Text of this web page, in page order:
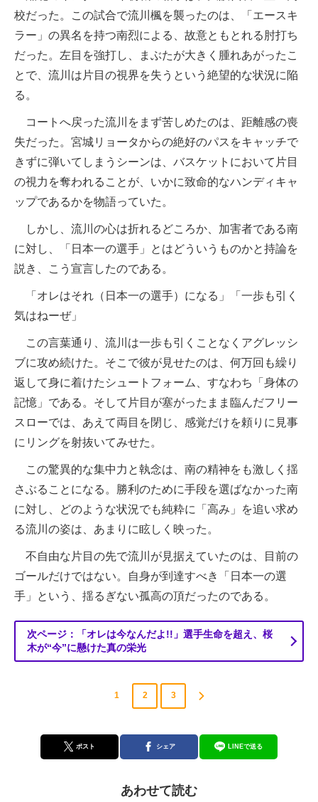
校だった。この試合で流川楓を襲ったのは、「エースキ
ラー」の異名を持つ南烈による、故意ともとれる肘打ち
だった。左目を強打し、まぶたが大きく腫れあがったこ
とで、流川は片目の視界を失うという絶望的な状況に陥
る。
コートへ戻った流川をまず苦しめたのは、距離感の喪
失だった。宮城リョータからの絶好のパスをキャッチで
きずに弾いてしまうシーンは、バスケットにおいて片目
の視力を奪われることが、いかに致命的なハンディキャ
ップであるかを物語っていた。
しかし、流川の心は折れるどころか、加害者である南
に対し、「日本一の選手」とはどういうものかと持論を
説き、こう宣言したのである。
「オレはそれ（日本一の選手）になる」「一歩も引く
気はねーぜ」
この言葉通り、流川は一歩も引くことなくアグレッシ
ブに攻め続けた。そこで彼が見せたのは、何万回も繰り
返して身に着けたシュートフォーム、すなわち「身体の
記憶」である。そして片目が塞がったまま臨んだフリー
スローでは、あえて両目を閉じ、感覚だけを頼りに見事
にリングを射抜いてみせた。
この驚異的な集中力と執念は、南の精神をも激しく揺
さぶることになる。勝利のために手段を選ばなかった南
に対し、どのような状況でも純粋に「高み」を追い求め
る流川の姿は、あまりに眩しく映った。
不自由な片目の先で流川が見据えていたのは、目前の
ゴールだけではない。自身が到達すべき「日本一の選
手」という、揺るぎない孤高の頂だったのである。
次ページ：「オレは今なんだよ!!」選手生命を超え、桜
木が“今”に懸けた真の栄光
1 2 3
ポスト シェア LINEで送る
あわせて読む